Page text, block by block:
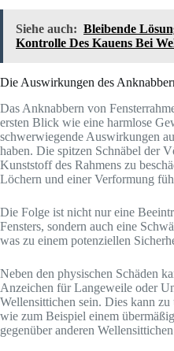
Siehe auch: Bleibende
Kontrolle Des Kauens Bei
Die Auswirkungen des
Das Anknabbern von
ersten Blick wie eine harmlose
schwerwiegende Auswirkungen
haben. Die spitzen Schnäbel der
Kunststoff des Rahmens zu
Löchern und einer Verformung
Die Folge ist nicht nur eine
Fensters, sondern auch eine
was zu einem potenziellen
Neben den physischen Schäden
Anzeichen für Langeweile oder
Wellensittichen sein. Dies kann
wie zum Beispiel einem
gegenüber anderen